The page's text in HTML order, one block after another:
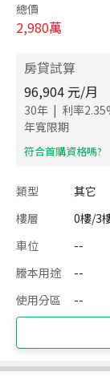
總價
2,980萬
房貸試算
96,904 元/月
30年 | 利率2.35
年寬限期
​符合首購資格嗎?
類型 其它
樓層
0樓/3
車位
--
謄本用途
--
使用分區
--